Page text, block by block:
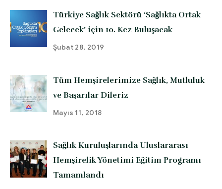
Türkiye Sağlık Sektörü ‘Sağlıkta Ortak
Gelecek’ için 10. Kez Buluşacak
Şubat 28, 2019
Tüm Hemşirelerimize Sağlık, Mutluluk
ve Başarılar Dileriz
Mayıs 11, 2018
Sağlık Kuruluşlarında Uluslararası
Hemşirelik Yönetimi Eğitim Programı
Tamamlandı